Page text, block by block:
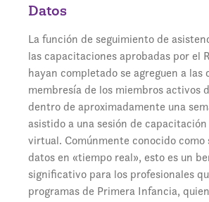
Datos
La función de seguimiento de
las capacitaciones aprobadas por el
hayan completado se agreguen a las
membresía de los miembros activos
dentro de aproximadamente una
asistido a una sesión de
virtual. Comúnmente conocido como
datos en «tiempo real», esto es un
significativo para los profesionales
programas de Primera Infancia,